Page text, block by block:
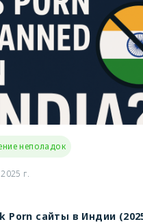
неполадок
г.
Porn сайты в Индии